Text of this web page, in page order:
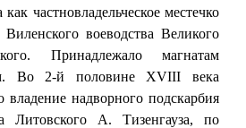
частновладельческое местечко
воеводства Великого
Принадлежало магнатам
Во 2-й половине XVIII века
надворного подскарбия
Литовского А. Тизенгауза, по